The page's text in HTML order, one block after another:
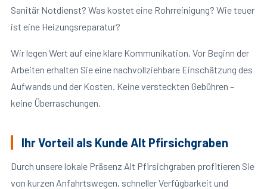
Sanitär Notdienst? Was kostet eine Rohrreinigung? Wie teuer
ist eine Heizungsreparatur?
Wir legen Wert auf eine klare Kommunikation. Vor Beginn der
Arbeiten erhalten Sie eine nachvollziehbare Einschätzung des
Aufwands und der Kosten. Keine versteckten Gebühren –
keine Überraschungen.
Ihr Vorteil als Kunde Alt Pfirsichgraben
Durch unsere lokale Präsenz Alt Pfirsichgraben profitieren Sie
von kurzen Anfahrtswegen, schneller Verfügbarkeit und